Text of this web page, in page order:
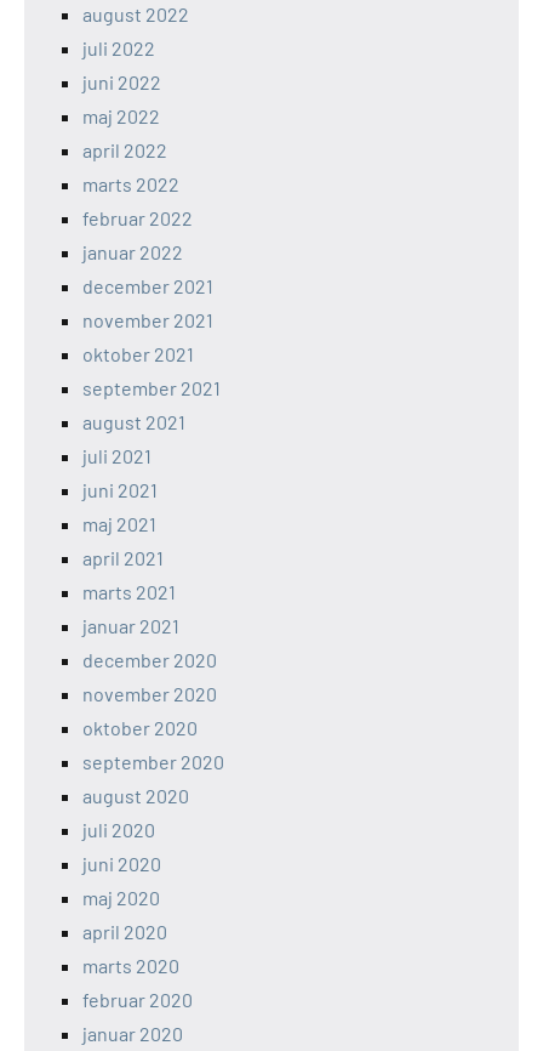
august 2022
juli 2022
juni 2022
maj 2022
april 2022
marts 2022
februar 2022
januar 2022
december 2021
november 2021
oktober 2021
september 2021
august 2021
juli 2021
juni 2021
maj 2021
april 2021
marts 2021
januar 2021
december 2020
november 2020
oktober 2020
september 2020
august 2020
juli 2020
juni 2020
maj 2020
april 2020
marts 2020
februar 2020
januar 2020